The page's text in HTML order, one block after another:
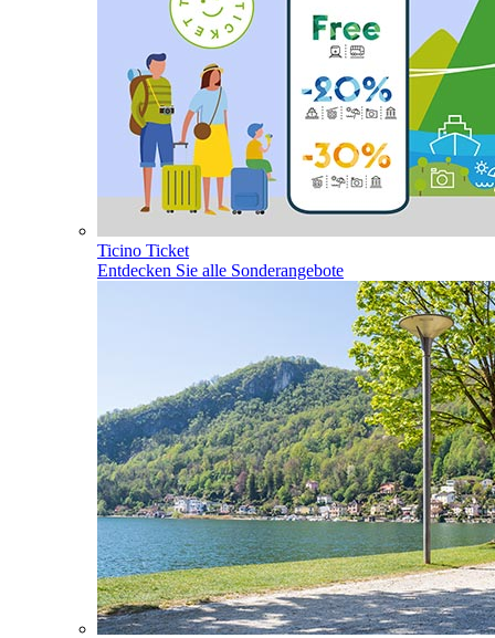
Ticino Ticket
Entdecken Sie alle Sonderangebote